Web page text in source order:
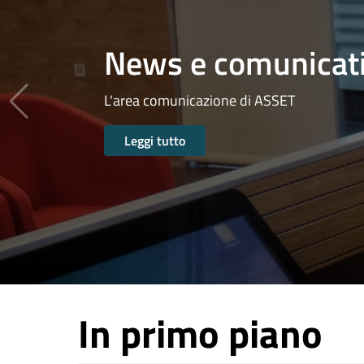
News e
L'area comunicazione di ASSET
Leggi tutto
In primo piano